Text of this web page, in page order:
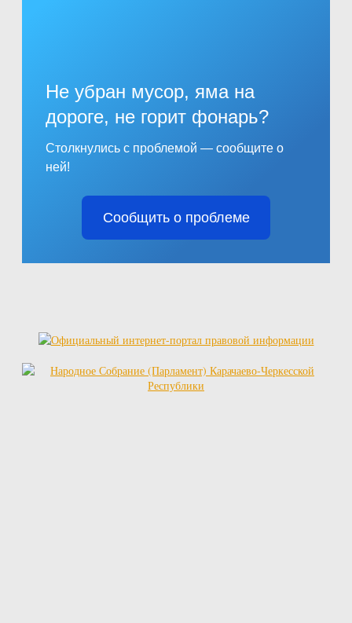
Не убран мусор, яма на
дороге, не горит фонарь?
Столкнулись с проблемой — сообщите о
ней!
Сообщить о проблеме